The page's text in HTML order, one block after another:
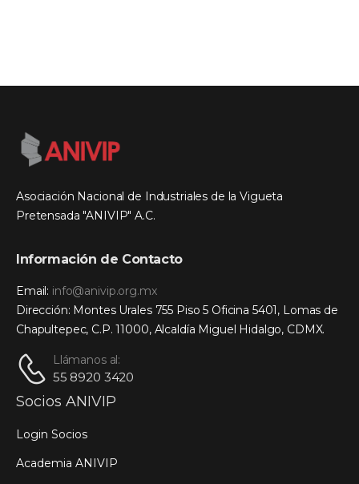
Asociación Nacional de Industriales de la Vigueta
Pretensada "ANIVIP" A.C.
Información de Contacto
Email: info@anivip.org.mx
Dirección: Montes Urales 755 Piso 5 Oficina 5401, Lomas de
Chapultepec, C.P. 11000, Alcaldía Miguel Hidalgo, CDMX.
Llámanos al:
55 8920 3420
Socios ANIVIP
Login Socios
Academia ANIVIP